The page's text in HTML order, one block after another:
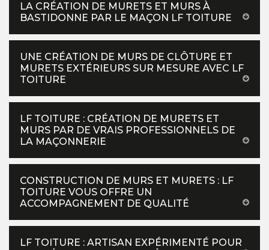
LA CRÉATION DE MURETS ET MURS À
BASTIDONNE PAR LE MAÇON LF TOITURE
UNE CRÉATION DE MURS DE CLÔTURE ET
MURETS EXTÉRIEURS SUR MESURE AVEC LF
TOITURE
LF TOITURE : CRÉATION DE MURETS ET
MURS PAR DE VRAIS PROFESSIONNELS DE
LA MAÇONNERIE
CONSTRUCTION DE MURS ET MURETS : LF
TOITURE VOUS OFFRE UN
ACCOMPAGNEMENT DE QUALITÉ
LF TOITURE : ARTISAN EXPÉRIMENTÉ POUR